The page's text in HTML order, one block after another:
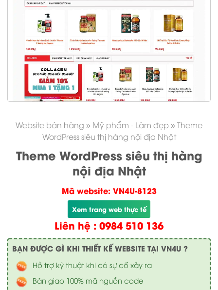
Website bán hàng » Mỹ phẩm - Làm đẹp » Theme
WordPress siêu thị hàng nội địa Nhật
Theme WordPress siêu thị hàng
nội địa Nhật
Mã website: VN4U-8123
Xem trang web thực tế
Liên hệ : 0984 510 136
BẠN ĐƯỢC GÌ KHI THIẾT KẾ WEBSITE TẠI VN4U ?
Hỗ trợ kỹ thuật khi có sự cố xảy ra
Bàn giao 100% mã nguồn code